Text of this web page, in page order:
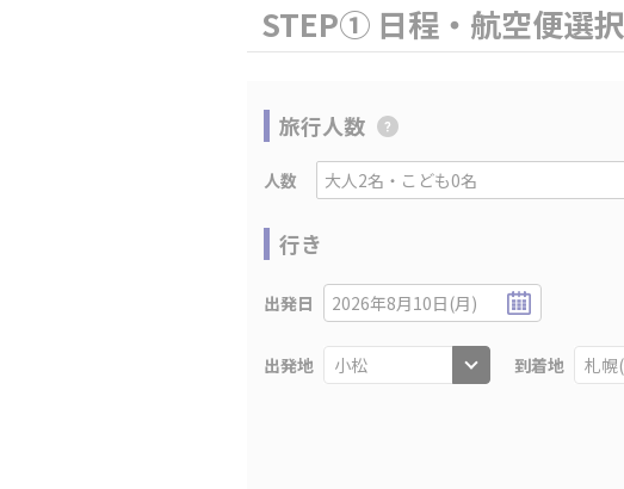
STEP① 日程・航空便選択
旅行人数
人数
行き
出発日 2026年8月10日(月)
出発地 到着地